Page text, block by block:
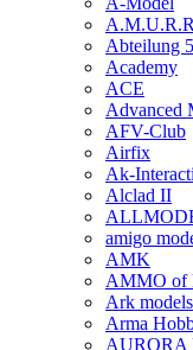
Abteilung
Academy
ACE
Advanced
AFV-Club
Airfix
Ak-
Alclad II
amigo
AMK
AMMO of
Ark models
Arma
AURORA